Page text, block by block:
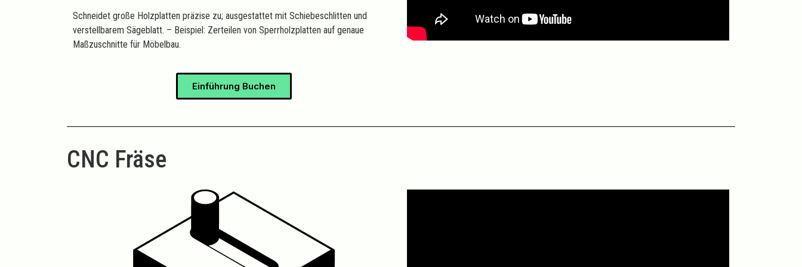
Schneidet große Holzplatten präzise zu; ausgestattet mit Schiebeschlitten und
verstellbarem Sägeblatt. – Beispiel: Zerteilen von Sperrholzplatten auf genaue
Maßzuschnitte für Möbelbau.
Einführung Buchen
CNC Fräse